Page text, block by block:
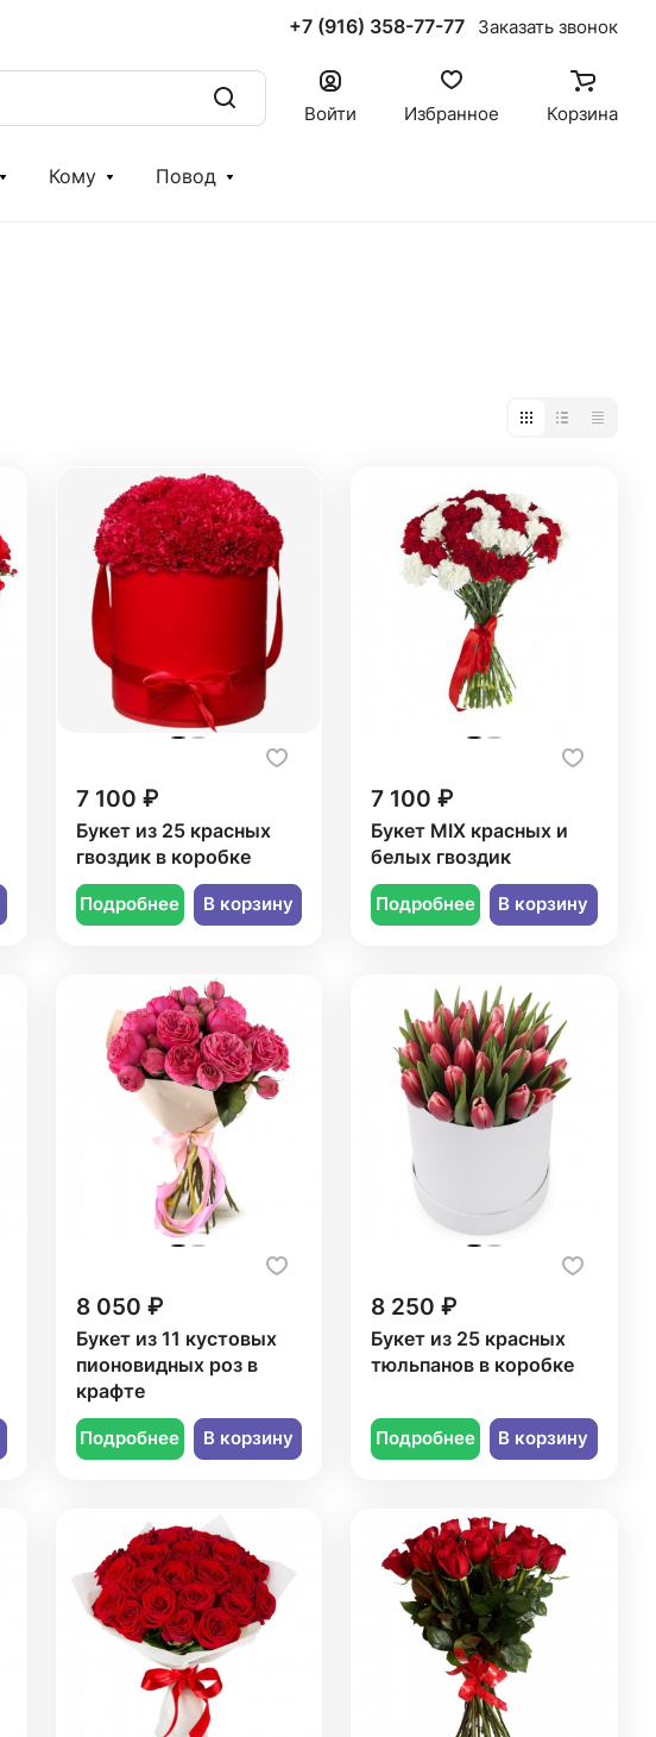
+7 (916) 358-77-77 Заказать звонок
Войти Избранное Корзина
Кому Повод
7 100 ₽
Букет из 25 красных
гвоздик в коробке
Подробнее В корзину
7 100 ₽
Букет MIX красных и
белых гвоздик
Подробнее В корзину
8 050 ₽
Букет из 11 кустовых
пионовидных роз в
крафте
Подробнее В корзину
8 250 ₽
Букет из 25 красных
тюльпанов в коробке
Подробнее В корзину